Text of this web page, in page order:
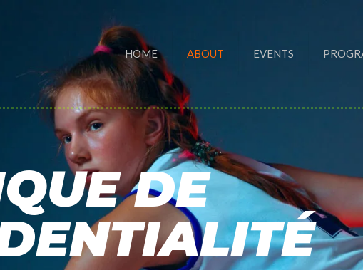
HOME ABOUT EVENTS
DE